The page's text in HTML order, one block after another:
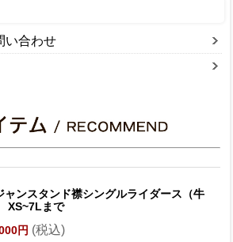
い合わせ
ャンスタンド襟シングルライダース（牛
XS~7Lまで
円 (税込)